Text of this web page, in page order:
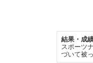
結果・成
スポーツ
づいて被